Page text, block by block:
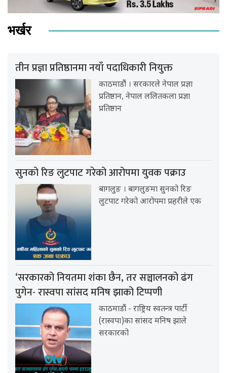
भर्खर
तीन प्रज्ञा प्रतिष्ठानमा नयाँ पदाधिकारी नियुक्त
काठमाडौं । सरकारले नेपाल प्रज्ञा
प्रतिष्ठान, नेपाल ललितकला प्रज्ञा
प्रतिष्ठान
सुनको रिङ लुटपाट गरेको आरोपमा युवक पक्राउ
बागलुङ । बागलुङमा सुनको रिङ
लुटपाट गरेको आरोपमा प्रहरीले एक
‘सरकारको नियतमा शंका छैन, तर सञ्चालनको ढंग
पुगेन- रास्वपा सांसद मनिष झाको टिप्पणी
काठमाडौं - राष्ट्रिय स्वतन्त्र पार्टी
(रास्वपा)का सांसद मनिष झाले
सरकारको